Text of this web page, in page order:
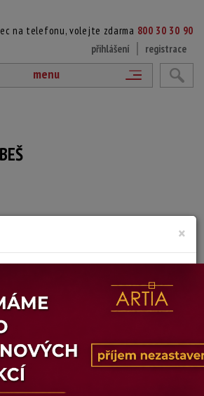
na telefonu, volejte zdarma 800 30 30 90
přihlášení
registrace
menu
Kč
×